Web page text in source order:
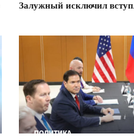
Залужный исключил